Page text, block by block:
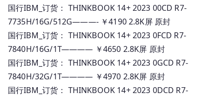
国行IBM_订货： THINKBOOK 14+ 2023 00CD R7-
7735H/16G/512G———- ￥4190 2.8K屏 原封
国行IBM_订货： THINKBOOK 14+ 2023 0FCD R7-
7840H/16G/1T———— ￥4650 2.8K屏 原封
国行IBM_订货： THINKBOOK 14+ 2023 0GCD R7-
7840H/32G/1T———— ￥4970 2.8K屏 原封
国行IBM_订货： THINKBOOK 14+ 2023 0DCD R7-